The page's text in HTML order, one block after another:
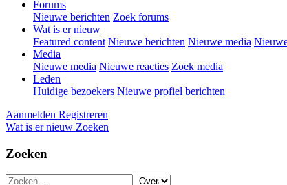
Forums
Nieuwe berichten Zoek forums
Wat is er nieuw
Featured content Nieuwe berichten Nieuwe media
Media
Nieuwe media Nieuwe reacties Zoek media
Leden
Huidige bezoekers Nieuwe profiel berichten
Aanmelden Registreren
Wat is er nieuw Zoeken
Zoeken